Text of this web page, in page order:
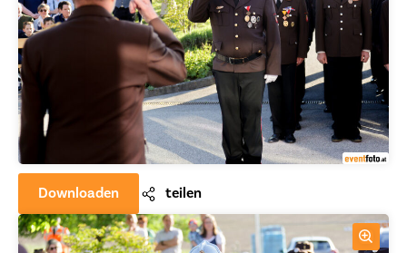
Downloaden teilen